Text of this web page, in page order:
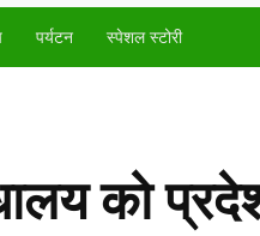
पर्यटन स्पेशल स्टोरी
को